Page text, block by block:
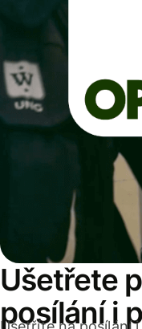
Ušetřete
posílání i